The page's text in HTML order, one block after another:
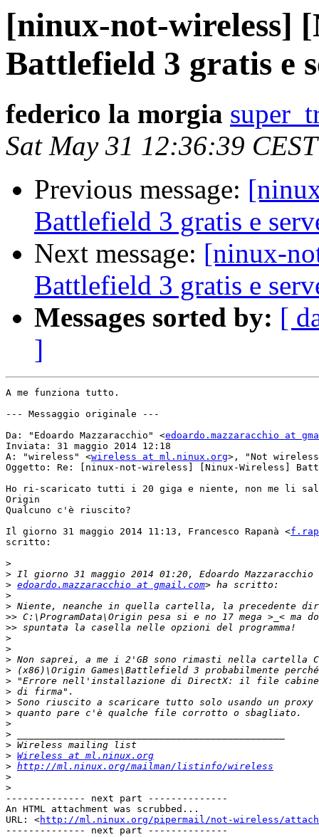
[ninux-not-wireless]
Battlefield 3 gratis e
federico la morgia
Sat May 31 12:36:39
Previous message:
Battlefield 3 gratis e
Next message: [ninux-
Battlefield 3 gratis e
Messages sorted by: [
]
A me funziona tutto.
--- Messaggio originale ---
Da: "Edoardo Mazzaracchio" <edoardo.mazzaracchio at
Inviata: 31 maggio 2014 12:18
A: "wireless" <wireless at ml.ninux.org>, "Not
Oggetto: Re: [ninux-not-wireless] [Ninux-Wireless]
Ho ri-scaricato tutti i 20 giga e niente, non me li
Origin
Qualcuno c'è riuscito?
Il giorno 31 maggio 2014 11:13, Francesco Rapanà <
scritto:
>
>
> edoardo.mazzaracchio at gmail.com
>
>
>>
>>
>
>
>
>
>
>
>
>
>
>
>
> Wireless at ml.ninux.org
> http://ml.ninux.org/mailman/listinfo/wireless
>
>
-------------- next part --------------
An HTML attachment was scrubbed...
URL: <http://ml.ninux.org/pipermail/not-wireless/
-------------- next part --------------